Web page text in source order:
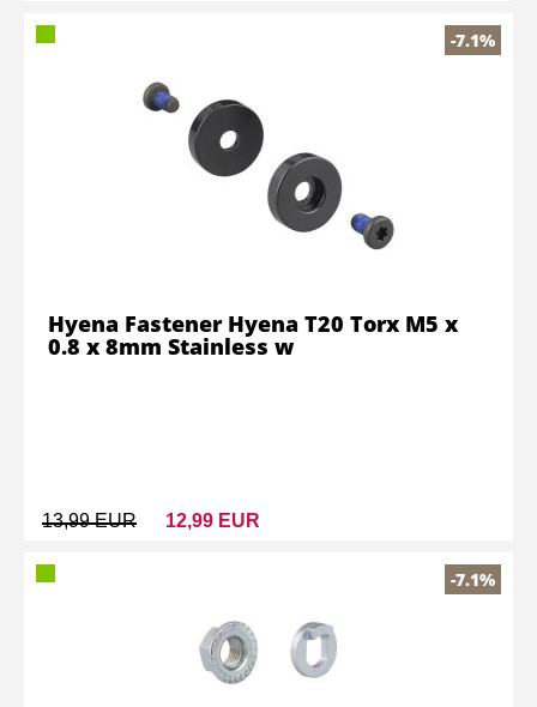
-7.1%
13,99 EUR 12,99 EUR
Hyena Fastener Hyena T20 Torx M5 x
0.8 x 8mm Stainless w
-7.1%